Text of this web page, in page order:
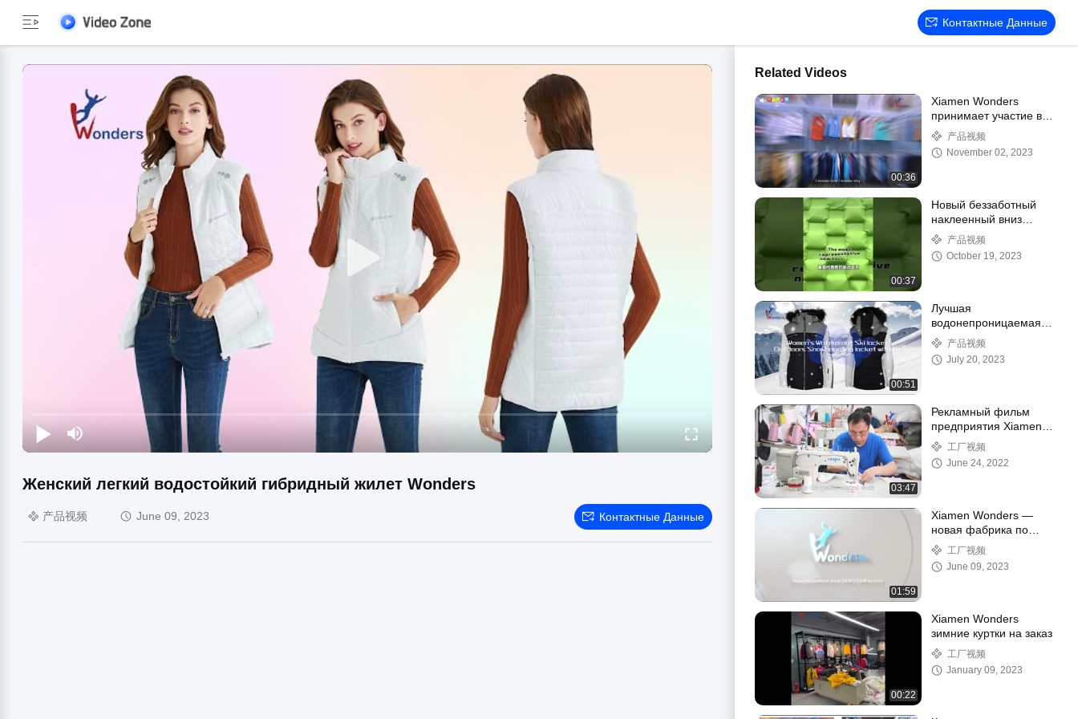
Контактные Данные
Женский легкий водостойкий гибридный жилет Wonders
产品视频 June 09, 2023 Контактные Данные
Related Videos
00:36
Xiamen Wonders
принимает участие в
134-й сессии
Кантонской ярмарки
产品视频
November 02, 2023
00:37
Новый беззаботный
наклеенный вниз
буферный пиджак
产品视频
October 19, 2023
00:51
Лучшая
водонепроницаемая
лыжная куртка для
женщин на открытом
воздухе,
产品视频
July 20, 2023
03:47
Рекламный фильм
предприятия Xiamen
Wonders Sport Co., Ltd.
工厂视频
June 24, 2022
01:59
Xiamen Wonders —
новая фабрика по
производству верхней
одежды
工厂视频
June 09, 2023
00:22
Xiamen Wonders
зимние куртки на заказ
工厂视频
January 09, 2023